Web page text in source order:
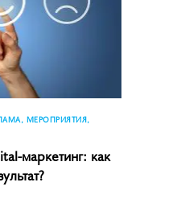
МЕРОПРИЯТИЯ,
маркетинг: как